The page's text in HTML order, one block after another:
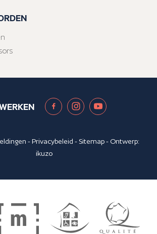
-Privacybeleid - Sitemap- Ontwerp:
ikuzo